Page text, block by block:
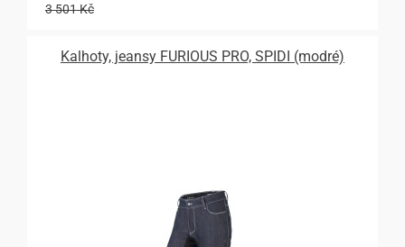
3 501 Kč
Kalhoty, jeansy FURIOUS PRO, SPIDI (modré)